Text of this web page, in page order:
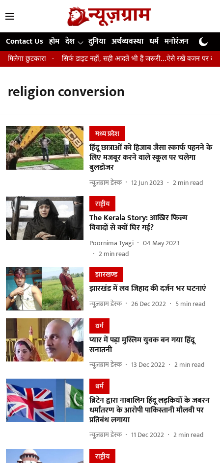
Contact Us होम देश दुनिया अर्थव्यवस्था धर्म मनोरंजन खेल
छुटकारा सिर्फ डाइट नहीं, सही आदतें भी हैं जरूरी...ऐसे रखें वजन पर
religion conversion
मध्‍य प्रदेश
हिंदू छात्राओं को हिजाब जैसा स्कार्फ पहनने के
लिए मजबूर करने वाले स्कूल पर चलेगा
बुलडोजर
न्यूज़ग्राम डेस्क 12 Jun 2023 2min read
राष्ट्रीय
The Kerala Story: आखिर फिल्म
विवादों से क्यों घिर गई?
Poornima Tyagi
04 May 2023
2min read
झारखण्‍ड
झारखंड में लव जिहाद की दर्जन भर घटनाएं
न्यूज़ग्राम डेस्क 26 Dec 2022 5min read
धर्म
प्यार में पड़ा मुस्लिम युवक बन गया हिंदू
सनातनी
न्यूज़ग्राम डेस्क 13 Dec 2022 2min read
धर्म
ब्रिटेन द्वारा नाबालिग हिंदू लड़कियों के जबरन
धर्मांतरण के आरोपी पाकिस्तानी मौलवी पर
प्रतिबंध लगाया
न्यूज़ग्राम डेस्क 11 Dec 2022 2min read
राष्ट्रीय